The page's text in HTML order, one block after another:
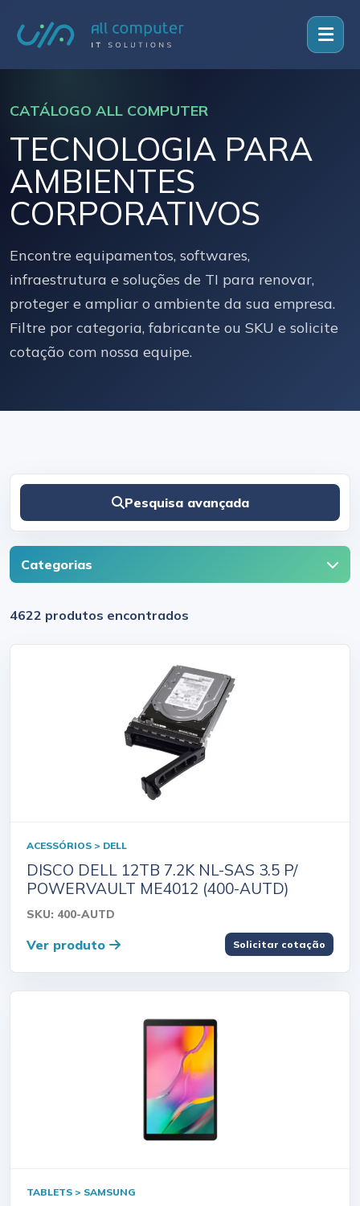
CATÁLOGO ALL COMPUTER
TECNOLOGIA PARA
AMBIENTES
CORPORATIVOS
Encontre equipamentos, softwares,
infraestrutura e soluções de TI para renovar,
proteger e ampliar o ambiente da sua empresa.
Filtre por categoria, fabricante ou SKU e solicite
cotação com nossa equipe.
Pesquisa avançada
Categorias
4622 produtos encontrados
ACESSÓRIOS > DELL
DISCO DELL 12TB 7.2K NL-SAS 3.5 P/
POWERVAULT ME4012 (400-AUTD)
SKU: 400-AUTD
Ver produto Solicitar cotação
TABLETS > SAMSUNG